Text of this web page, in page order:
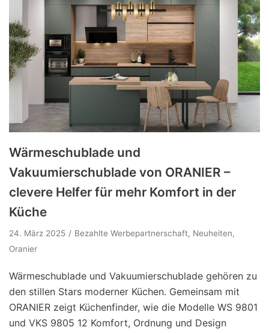
Wärmeschublade und
Vakuumierschublade von ORANIER –
clevere Helfer für mehr Komfort in der
Küche
24. März 2025 Bezahlte Werbepartnerschaft, Neuheiten,
Oranier
Wärmeschublade und Vakuumierschublade gehören zu
den stillen Stars moderner Küchen. Gemeinsam mit
ORANIER zeigt Küchenfinder, wie die Modelle WS 9801
und VKS 9805 12 Komfort, Ordnung und Design